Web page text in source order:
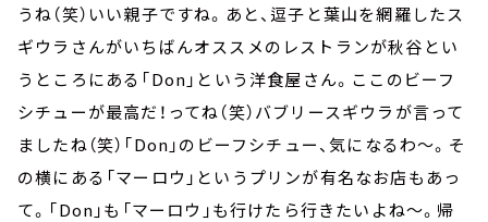
うね（笑）いい親子ですね。あと、逗子と葉山を網羅したス
ギウラさんがいちばんオススメのレストランが秋谷とい
うところにある「Don」という洋食屋さん。ここのビーフ
シチューが最高だ！ってね（笑）バブリースギウラが言って
ましたね（笑）「Don」のビーフシチュー、気になるわ～。そ
の横にある「マーロウ」というプリンが有名なお店もあっ
て。「Don」も「マーロウ」も行けたら行きたいよね～。帰